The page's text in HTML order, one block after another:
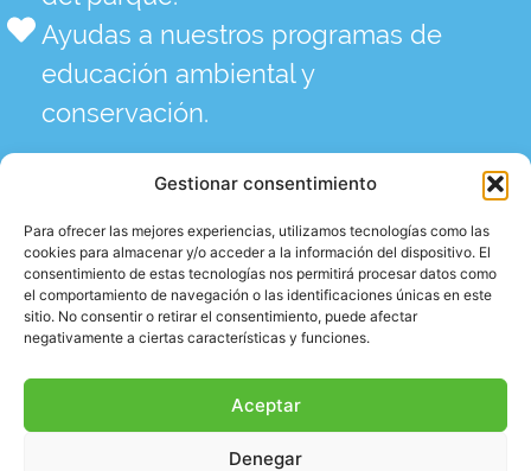
Gestionar consentimiento
Para ofrecer las mejores experiencias, utilizamos tecnologías como las
cookies para almacenar y/o acceder a la información del dispositivo. El
consentimiento de estas tecnologías nos permitirá procesar datos como
el comportamiento de navegación o las identificaciones únicas en este
sitio. No consentir o retirar el consentimiento, puede afectar
negativamente a ciertas características y funciones.
Aceptar
Denegar
Ayudas a nuestros programas de
educación ambiental y
conservación.